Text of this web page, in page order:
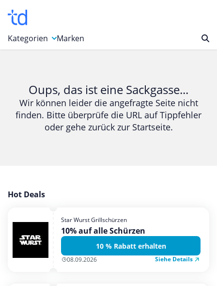
Kategorien
Bücher & Magazine
Computer & Elektronik
Entertainment & Media
Garten, Haushalt & Tiere
Mobilfunk & Internet
Mode & Accessoires
Shopping
Marken
Oups, das ist eine Sackgasse...
Wir können leider die angefragte Seite nicht
finden. Bitte überprüfe die URL auf Tippfehler
oder gehe zurück zur Startseite.
Hot Deals
Star Wurst Grillschürzen
10% auf alle Schürzen
10 % Rabatt erhalten
08.09.2026 Siehe Details